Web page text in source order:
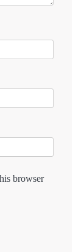
browser